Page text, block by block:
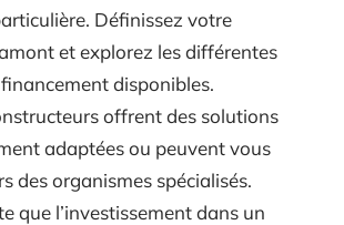
Définissez votre
et explorez les différentes
disponibles.
offrent des solutions
adaptées ou peuvent vous
des organismes spécialisés.
que l’investissement dans un